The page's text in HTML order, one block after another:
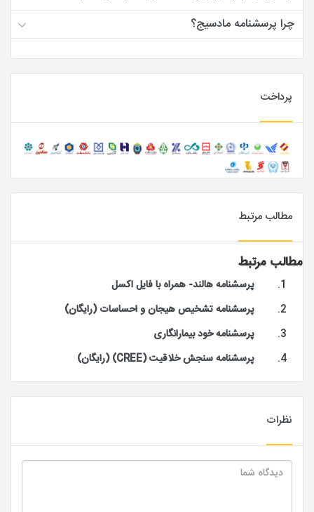
چرا پرسشنامه مادسیج؟
پرداخت
مطالب مرتبط
مطالب مرتبط
پرسشنامه هالند- همراه با فایل اکسل
پرسشنامه تشخیص هیجان و احساسات (رایگان)
پرسشنامه خود بیمارانگاری
پرسشنامه سنجش خلاقیت (CREE) (رایگان)
نظرات